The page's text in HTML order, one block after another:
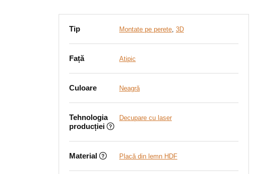
Tip Montate pe perete, 3D
Față Atipic
Culoare Neagră
Tehnologia
producției
Decupare cu laser
Material Placă din lemn HDF